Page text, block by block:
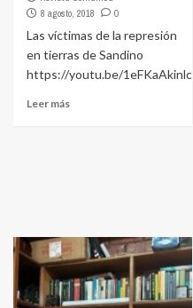
8 agosto, 2018
0
Las víctimas de la represión
en tierras de Sandino
https://youtu.be/1eFKaAkinlc
Leer más